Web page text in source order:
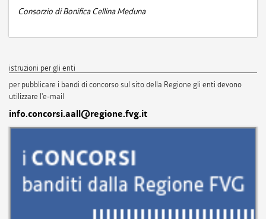
Consorzio di Bonifica Cellina Meduna
istruzioni per gli enti
per pubblicare i bandi di concorso sul sito della Regione gli enti devono
utilizzare l'e-mail
info.concorsi.aall@regione.fvg.it